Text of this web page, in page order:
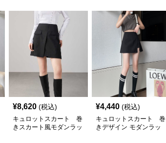
¥8,620 (税込)
キュロットスカート 巻
きスカート風モダンラッ
¥4,440 (税込)
キュロットスカート 巻
きデザイン モダンラッ